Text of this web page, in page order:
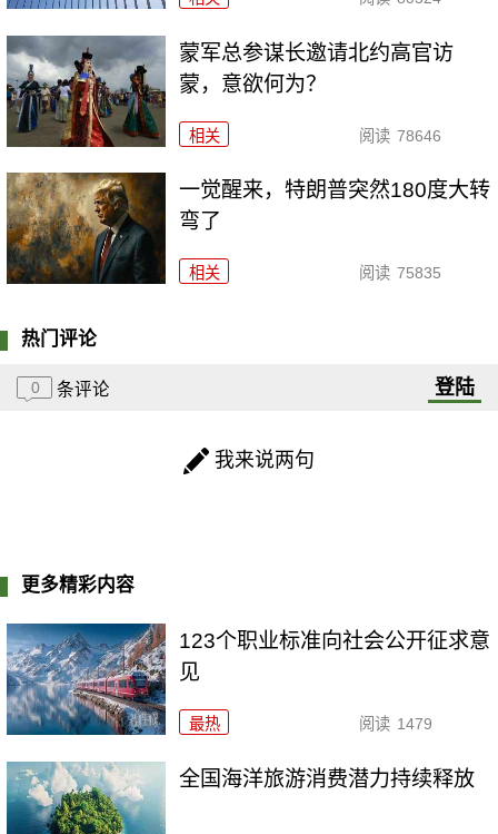
​蒙军总参谋长邀请北约高官访
蒙，意欲何为？
相关 阅读 78646
一觉醒来，特朗普突然180度大转
弯了
相关 阅读 75835
热门评论
0 条评论 登陆
我来说两句
更多精彩内容
123个职业标准向社会公开征求意
见
最热 阅读 1479
全国海洋旅游消费潜力持续释放